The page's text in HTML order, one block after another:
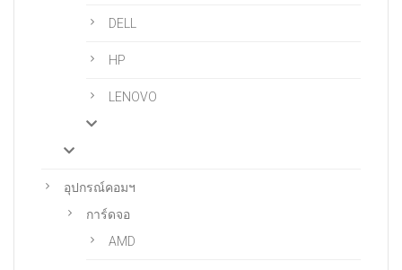
DELL
HP
LENOVO
อุปกรณ์คอมฯ
การ์ดจอ
AMD